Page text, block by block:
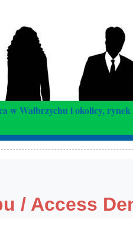
w Wałbrzychu i okolicy,